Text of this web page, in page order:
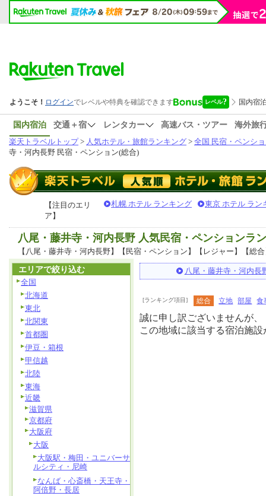
国内宿泊 交通＋宿 レンタカー 高速バス・ツアー
海外旅
楽天トラベルトップ> 人気ホテル・旅館ランキング > 全国 民宿・ペンシ
寺・河内長野 民宿・ペンション(総合)
【注目のエリ
ア】
札幌 ホテル ランキング 東京 ホテル ラン
八尾・藤井寺・河内長野 人気民宿・ペンションラ
【八尾・藤井寺・河内長野】【民宿・ペンション】【レジャー】【総
八尾・藤井寺・河内長
[ランキング項目] 総合 立地 部屋 食
誠に申し訳ございませんが、
この地域に該当する宿泊施
エリアで絞り込む
全国
北海道
東北
北関東
首都圏
伊豆・箱根
甲信越
北陸
東海
近畿
滋賀県
京都府
大阪府
大阪
大阪駅・梅田・ユニバーサ
ルシティ・尼崎
なんば・心斎橋・天王寺・
阿倍野・長居